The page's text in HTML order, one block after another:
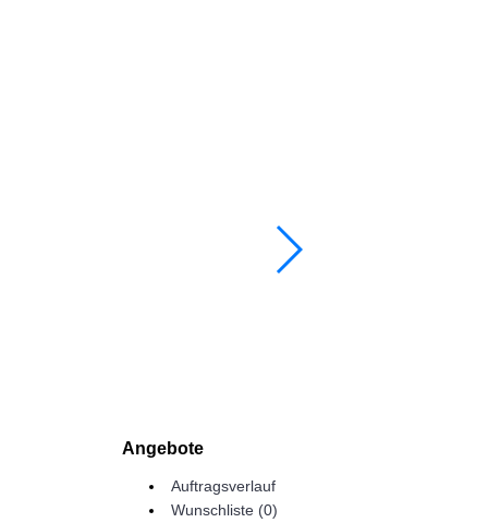
Angebote
Auftragsverlauf
Wunschliste (0)